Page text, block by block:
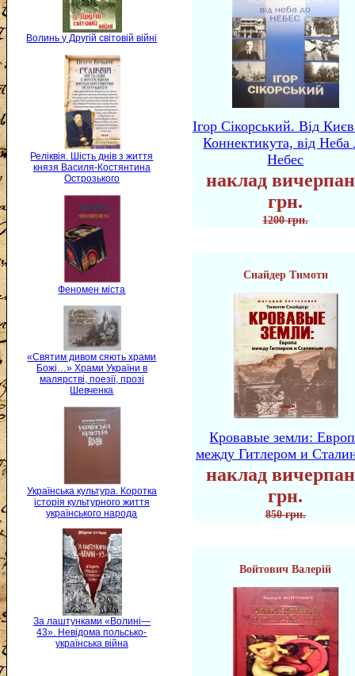
Волинь у Другій світовій війні
Реліквія. Шість днів з життя
князя Василя-Костянтина
Острозького
Феномен міста
«Святим дивом сяють храми
Божі…» Храми України в
малярстві, поезії, прозі
Шевченка
Українська культура. Коротка
історія культурного життя
українського народа
За лаштунками «Волині—
43». Невідома польсько-
українська війна
Ігор Сікорський. Від
Коннектикута, від Неба
Небес
наклад
грн.
1200 грн.
Снайдер Тимоти
Кровавые земли:
между Гитлером и
наклад
грн.
850 грн.
Войтович Валерій